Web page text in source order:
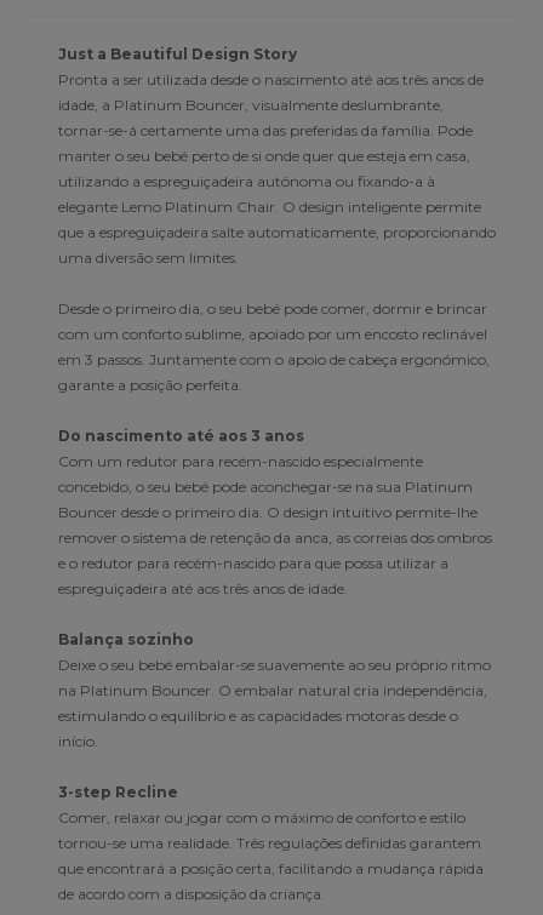
Just a Beautiful Design Story
Pronta a ser utilizada desde o nascimento até aos três anos de
idade, a Platinum Bouncer, visualmente deslumbrante,
tornar-se-á certamente uma das preferidas da família. Pode
manter o seu bebé perto de si onde quer que esteja em casa,
utilizando a espreguiçadeira autónoma ou fixando-a à
elegante Lemo Platinum Chair. O design inteligente permite
que a espreguiçadeira salte automaticamente, proporcionando
uma diversão sem limites.
Desde o primeiro dia, o seu bebé pode comer, dormir e brincar
com um conforto sublime, apoiado por um encosto reclinável
em 3 passos. Juntamente com o apoio de cabeça ergonómico,
garante a posição perfeita.
Do nascimento até aos 3 anos
Com um redutor para recém-nascido especialmente
concebido, o seu bebé pode aconchegar-se na sua Platinum
Bouncer desde o primeiro dia. O design intuitivo permite-lhe
remover o sistema de retenção da anca, as correias dos ombros
e o redutor para recém-nascido para que possa utilizar a
espreguiçadeira até aos três anos de idade.
Balança sozinho
Deixe o seu bebé embalar-se suavemente ao seu próprio ritmo
na Platinum Bouncer. O embalar natural cria independência,
estimulando o equilíbrio e as capacidades motoras desde o
início.
3-step Recline
Comer, relaxar ou jogar com o máximo de conforto e estilo
tornou-se uma realidade. Três regulações definidas garantem
que encontrará a posição certa, facilitando a mudança rápida
de acordo com a disposição da criança.